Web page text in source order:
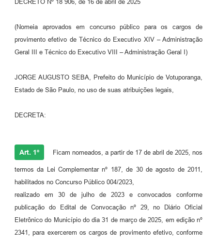
Perguntas Frequentes
Editais
Emprega
Agenda
Contato
DECRETO Nº 18 906, de 16 de abril de 2025
(Nomeia aprovados em concurso público para os cargos de
provimento efetivo de Técnico do Executivo XIV – Administração
Geral III e Técnico do Executivo VIII – Administração Geral I)
JORGE AUGUSTO SEBA, Prefeito do Município de Votuporanga,
Estado de São Paulo, no uso de suas atribuições legais,
DECRETA:
Art. 1º Ficam nomeados, a partir de 17 de abril de 2025, nos
termos da Lei Complementar nº 187, de 30 de agosto de 2011,
habilitados no Concurso Público 004/2023,
realizado em 30 de julho de 2023 e convocados conforme
publicação do Edital de Convocação nº 29, no Diário Oficial
Eletrônico do Município do dia 31 de março de 2025, em edição nº
2341, para exercerem os cargos de provimento efetivo, conforme